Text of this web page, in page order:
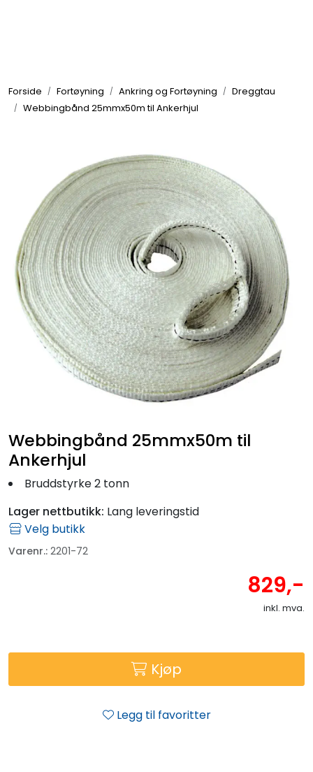
Forside Fortøyning Ankring og Fortøyning
Dreggtau
Webbingbånd 25mmx50m til Ankerhjul
Webbingbånd 25mmx50m til
Ankerhjul
Bruddstyrke 2 tonn
Lager nettbutikk: Lang leveringstid
Velg butikk
Varenr.: 2201-72
829,-
inkl. mva.
Kjøp
Legg til favoritter
Elektrisk
Komfort
VVS
Motor/Styring
Fortøyning
Fritid/Sikkerhet
Båtpleie/Opplag
Seil
Outlet
Kampanje